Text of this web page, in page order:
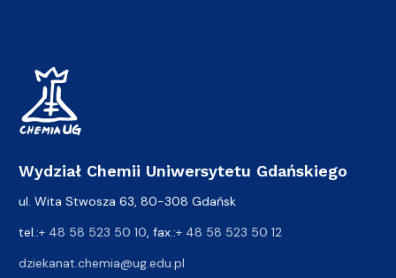
Wydział Chemii Uniwersytetu Gdańskiego
ul. Wita Stwosza 63, 80-308 Gdańsk
tel.:+ 48 58 523 50 10 , fax.:+ 48 58 523 50 12
dziekanat.chemia@ug.edu.pl